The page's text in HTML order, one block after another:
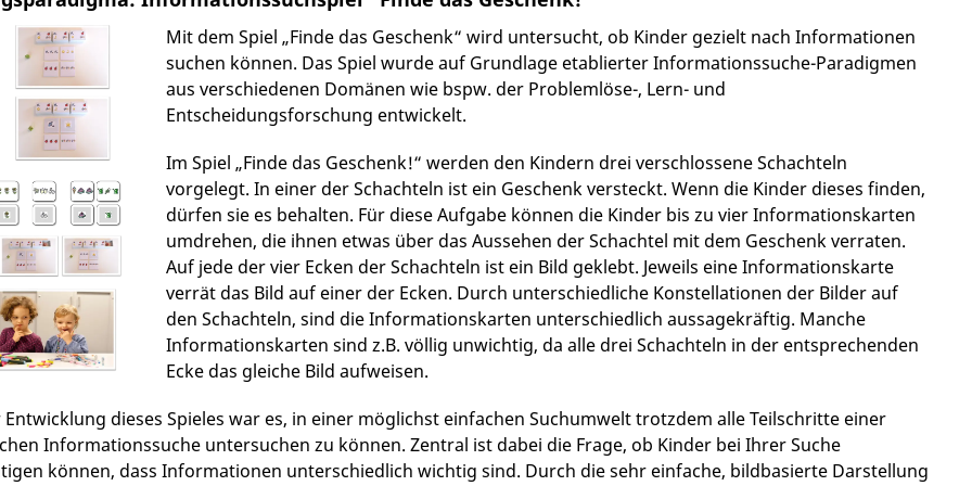
meistern können, können sie ihre informationssparenden Entscheidungsstrategien effektiv für
einsetzen.
verdeutlicht unsere Arbeit, dass der direkte Vergleich von Entscheidungsverhalten über eine möglichst
einen wertvollen Beitrag für das Verständnis von Entwicklungsverläufen leisten kann.
Lindow, S., & Lang, A. (2021). A lifespan perspective on decision-making: A cross-sectional comparison of
young adulthood, and older adulthood.Journal of Behavioral Decision Making. Advance online
https://doi.org/10.1002/bdm.2268
Mit dem Spiel „Finde das Geschenk“ wird untersucht, ob Kinder gezielt nach Informationen
suchen können. Das Spiel wurde auf Grundlage etablierter Informationssuche-Paradigmen
aus verschiedenen Domänen wie bspw. der Problemlöse-, Lern- und
Entscheidungsforschung entwickelt.
Im Spiel „Finde das Geschenk!“ werden den Kindern drei verschlossene Schachteln
vorgelegt. In einer der Schachteln ist ein Geschenk versteckt. Wenn die Kinder dieses finden,
dürfen sie es behalten. Für diese Aufgabe können die Kinder bis zu vier Informationskarten
umdrehen, die ihnen etwas über das Aussehen der Schachtel mit dem Geschenk verraten.
Auf jede der vier Ecken der Schachteln ist ein Bild geklebt. Jeweils eine Informationskarte
verrät das Bild auf einer der Ecken. Durch unterschiedliche Konstellationen der Bilder auf
den Schachteln, sind die Informationskarten unterschiedlich aussagekräftig. Manche
Informationskarten sind z.B. völlig unwichtig, da alle drei Schachteln in der entsprechenden
Ecke das gleiche Bild aufweisen.
Entwicklung dieses Spieles war es, in einer möglichst einfachen Suchumwelt trotzdem alle Teilschritte einer
Informationssuche untersuchen zu können. Zentral ist dabei die Frage, ob Kinder bei Ihrer Suche
können, dass Informationen unterschiedlich wichtig sind. Durch die sehr einfache, bildbasierte Darstellung